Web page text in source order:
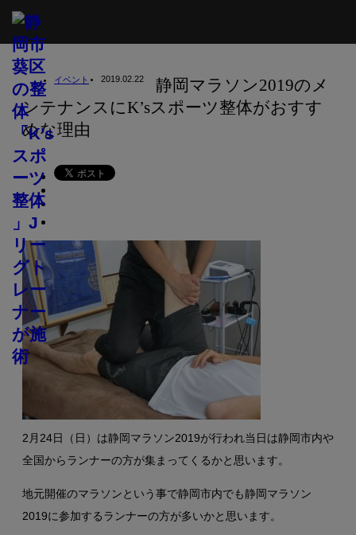
イベント
静岡マラソン2019のメンテナンスにK’sスポーツ整体がおすすめな理由
イベント 2019.02.22
静岡マラソン2019のメ
ンテナンスにK’sスポーツ整体がおすす
めな理由
2月24日（日）は静岡マラソン2019が行われ当日は静岡市内や
全国からランナーの方が集まってくるかと思います。
地元開催のマラソンという事で静岡市内でも静岡マラソン
2019に参加するランナーの方が多いかと思います。